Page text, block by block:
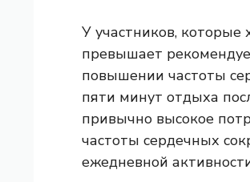
У участников,
превышает
повышении частоты
пяти минут отдыха
привычно высокое
частоты сердечных
ежедневной